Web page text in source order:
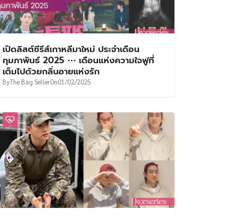
เปิดลิสต์ซีรีส์เกาหลีมาใหม่ ประจำเดือน
กุมภาพันธ์ 2025 ⋯ เดือนแห่งความใจฟูที่
เต็มไปด้วยกลิ่นอายแห่งรัก
ByThe Bag SellerOn01/02/2025